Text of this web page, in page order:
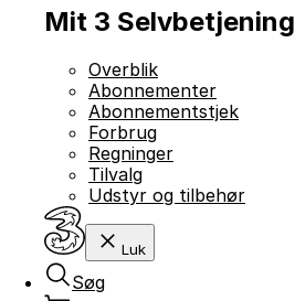
Mit 3 Selvbetjening
Overblik
Abonnementer
Abonnementstjek
Forbrug
Regninger
Tilvalg
Udstyr og tilbehør
Luk
Søg